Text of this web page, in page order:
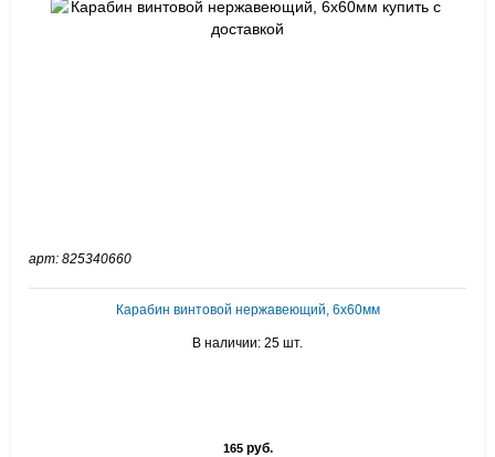
арт: 825340660
Карабин винтовой нержавеющий, 6х60мм
В наличии: 25 шт.
165руб.